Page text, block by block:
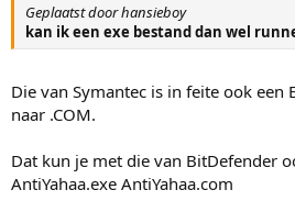
Geplaatst door hansieboy
kan ik een exe bestand dan wel
Die van Symantec is in feite ook een
naar .COM.
Dat kun je met die van BitDefender
AntiYahaa.exe AntiYahaa.com